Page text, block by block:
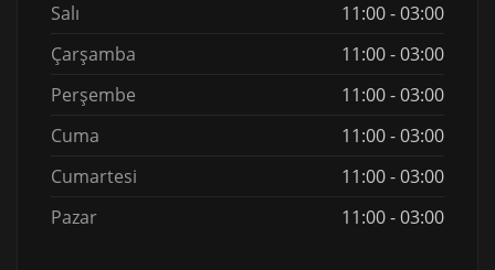
Salı
11:00 - 03:00
Çarşamba
11:00 - 03:00
Perşembe
11:00 - 03:00
Cuma
11:00 - 03:00
Cumartesi
11:00 - 03:00
Pazar
11:00 - 03:00